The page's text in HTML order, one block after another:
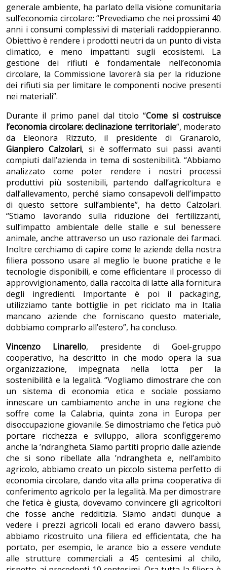
generale ambiente, ha parlato della visione comunitaria
sull’economia circolare: “Prevediamo che nei prossimi 40
anni i consumi complessivi di materiali raddoppieranno.
Obiettivo è rendere i prodotti neutri da un punto di vista
climatico, e meno impattanti sugli ecosistemi. La
gestione dei rifiuti è fondamentale nell’economia
circolare, la Commissione lavorerà sia per la riduzione
dei rifiuti sia per limitare le componenti nocive presenti
nei materiali”.
Durante il primo panel dal titolo “Come si costruisce
l’economia circolare: declinazione territoriale”, moderato
da Eleonora Rizzuto, il presidente di Granarolo,
Gianpiero Calzolari, si è soffermato sui passi avanti
compiuti dall’azienda in tema di sostenibilità. “Abbiamo
analizzato come poter rendere i nostri processi
produttivi più sostenibili, partendo dall’agricoltura e
dall’allevamento, perché siamo consapevoli dell’impatto
di questo settore sull’ambiente”, ha detto Calzolari.
“Stiamo lavorando sulla riduzione dei fertilizzanti,
sull’impatto ambientale delle stalle e sul benessere
animale, anche attraverso un uso razionale dei farmaci.
Inoltre cerchiamo di capire come le aziende della nostra
filiera possono usare al meglio le buone pratiche e le
tecnologie disponibili, e come efficientare il processo di
approvvigionamento, dalla raccolta di latte alla fornitura
degli ingredienti. Importante è poi il packaging,
utilizziamo tante bottiglie in pet riciclato ma in Italia
mancano aziende che forniscano questo materiale,
dobbiamo comprarlo all’estero”, ha concluso.
Vincenzo Linarello, presidente di Goel-gruppo
cooperativo, ha descritto in che modo opera la sua
organizzazione, impegnata nella lotta per la
sostenibilità e la legalità. “Vogliamo dimostrare che con
un sistema di economia etica e sociale possiamo
innescare un cambiamento anche in una regione che
soffre come la Calabria, quinta zona in Europa per
disoccupazione giovanile. Se dimostriamo che l’etica può
portare ricchezza e sviluppo, allora sconfiggeremo
anche la ’ndrangheta. Siamo partiti proprio dalle aziende
che si sono ribellate alla ’ndrangheta e, nell’ambito
agricolo, abbiamo creato un piccolo sistema perfetto di
economia circolare, dando vita alla prima cooperativa di
conferimento agricolo per la legalità. Ma per dimostrare
che l’etica è giusta, dovevamo convincere gli agricoltori
che fosse anche redditizia. Siamo andati dunque a
vedere i prezzi agricoli locali ed erano davvero bassi,
abbiamo ricostruito una filiera ed efficientata, che ha
portato, per esempio, le arance bio a essere vendute
alle strutture commerciali a 45 centesimi al chilo,